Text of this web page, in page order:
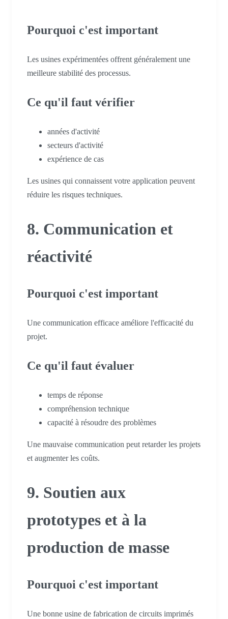
Pourquoi c'est important
Les usines expérimentées offrent généralement une
meilleure stabilité des processus.
Ce qu'il faut vérifier
années d'activité
secteurs d'activité
expérience de cas
Les usines qui connaissent votre application peuvent
réduire les risques techniques.
8. Communication et
réactivité
Pourquoi c'est important
Une communication efficace améliore l'efficacité du
projet.
Ce qu'il faut évaluer
temps de réponse
compréhension technique
capacité à résoudre des problèmes
Une mauvaise communication peut retarder les projets
et augmenter les coûts.
9. Soutien aux
prototypes et à la
production de masse
Pourquoi c'est important
Une bonne usine de fabrication de circuits imprimés